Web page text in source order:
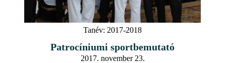
Tanév: 2017-2018
Patrocíniumi sportbemutató
2017. november 23.